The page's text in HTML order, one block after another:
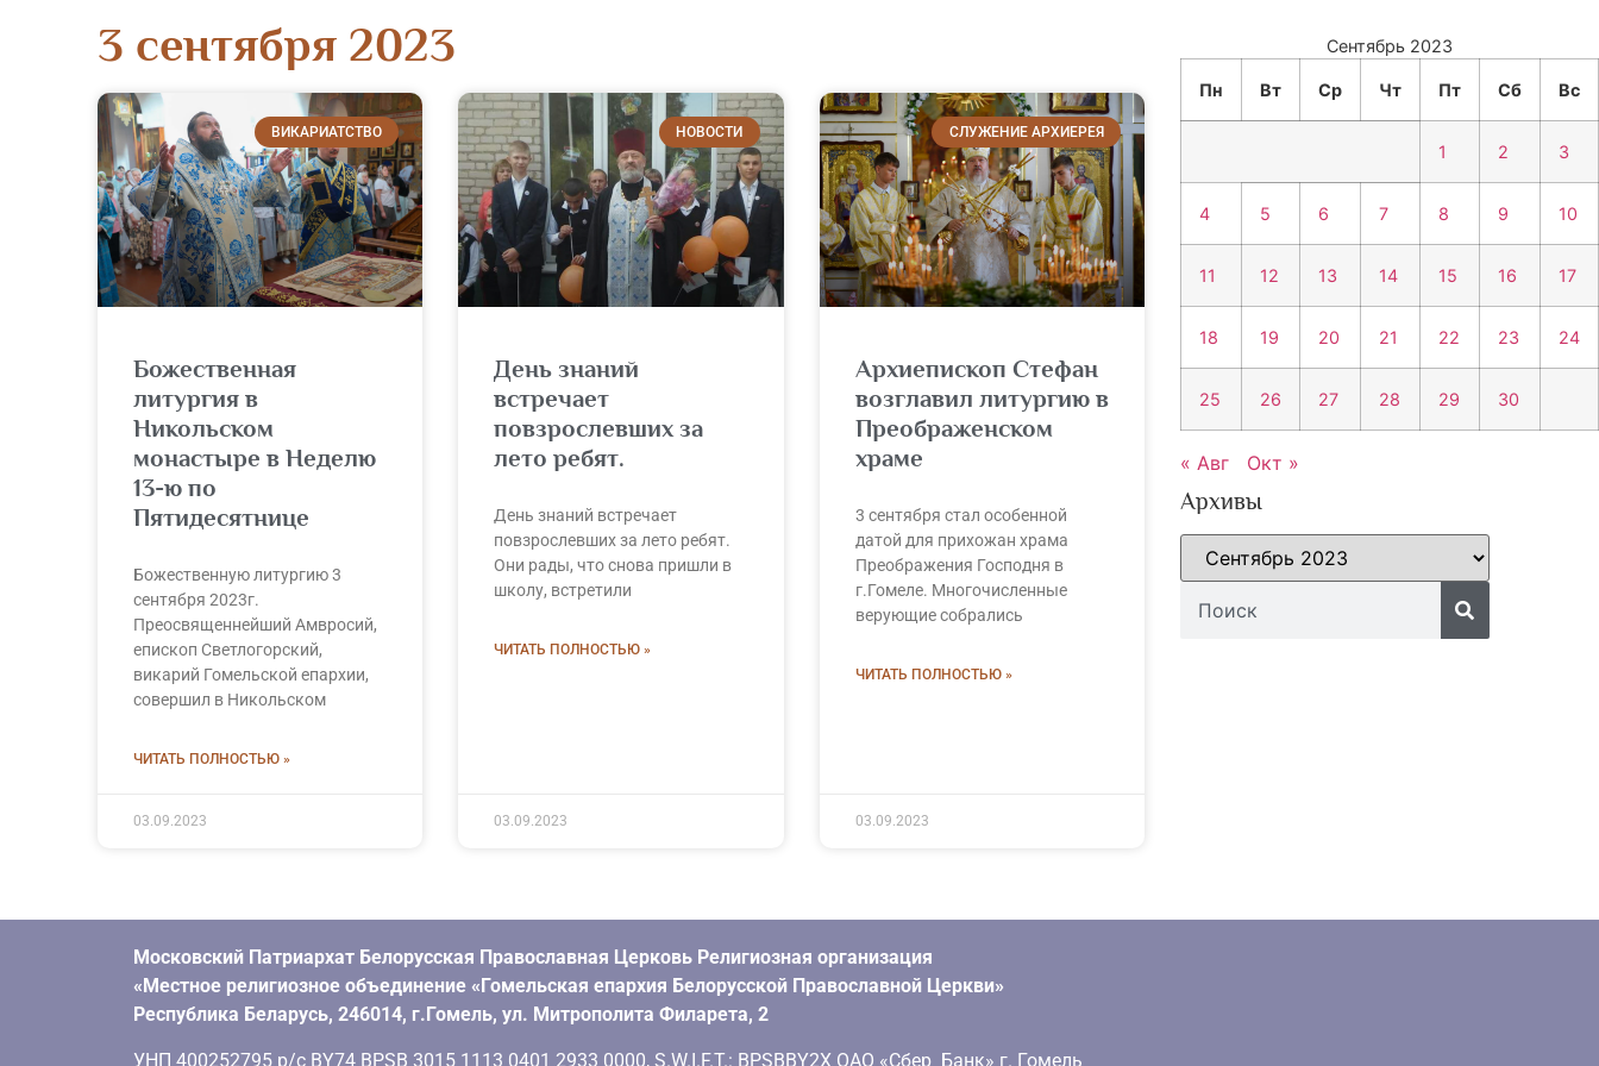
3 сентября 2023
ВИКАРИАТСТВО
Божественная
литургия в
Никольском
монастыре в Неделю
13-ю по
Пятидесятнице
Божественную литургию 3
сентября 2023г.
Преосвященнейший Амвросий,
епископ Светлогорский,
викарий Гомельской епархии,
совершил в Никольском
ЧИТАТЬ ПОЛНОСТЬЮ »
03.09.2023
НОВОСТИ
День знаний
встречает
повзрослевших за
лето ребят.
День знаний встречает
повзрослевших за лето ребят.
Они рады, что снова пришли в
школу, встретили
ЧИТАТЬ ПОЛНОСТЬЮ »
03.09.2023
СЛУЖЕНИЕ АРХИЕРЕЯ
Архиепископ Стефан
возглавил литургию в
Преображенском
храме
3 сентября стал особенной
датой для прихожан храма
Преображения Господня в
г.Гомеле. Многочисленные
верующие собрались
ЧИТАТЬ ПОЛНОСТЬЮ »
03.09.2023
Сентябрь 2023
Пн Вт Ср Чт Пт Сб Вс
1 2 3
4 5 6 7 8 9 10
11 12 13 14 15 16 17
18 19 20 21 22 23 24
25 26 27 28 29 30
« Авг Окт »
Архивы
Московский Патриархат Белорусская Православная Церковь Религиозная организация
«Местное религиозное объединение «Гомельская епархия Белорусской Православной Церкви»
Республика Беларусь, 246014, г.Гомель, ул. Митрополита Филарета, 2
УНП 400252795 р/с BY74 BPSB 3015 1113 0401 2933 0000, S.W.I.F.T.: BPSBBY2X ОАО «Сбер Банк» г. Гомель